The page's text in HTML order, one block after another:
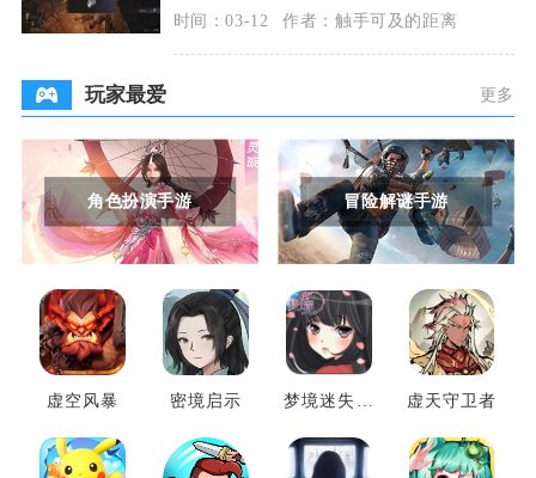
点位一次性获取道具，全图共可收集十一
个，主要分布在宁
时间：03-12 作者：触手可及的距离
玩家最爱 更多
角色扮演手游 冒险解谜手游
虚空风暴 密境启示
梦境迷失之
虚天守卫者